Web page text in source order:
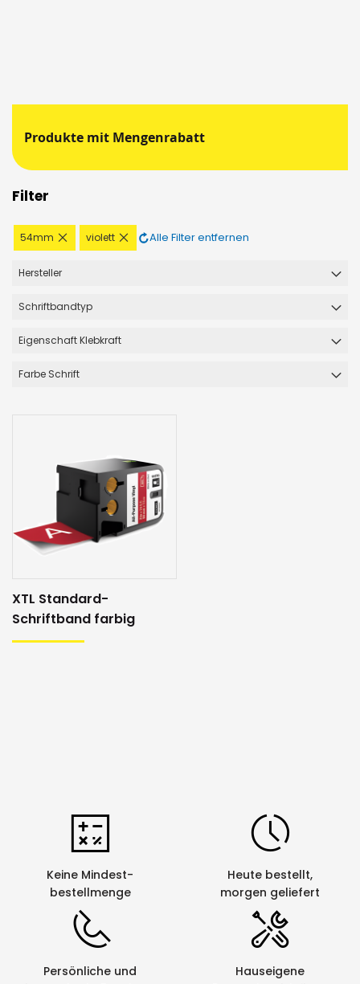
Produkte mit Mengenrabatt
Filter
54mm
Diesen
Artikel
violett
Diesen
Artikel
Alle Filter entfernen
Hersteller
Schriftbandtyp
Eigenschaft Klebkraft
Farbe Schrift
XTL Standard-
Schriftband farbig
Keine Mindest-
bestellmenge
Heute bestellt,
morgen geliefert
Persönliche und
Hauseigene